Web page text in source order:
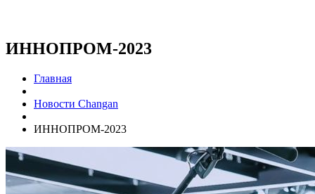
ИННОПРОМ-2023
Главная
Новости Changan
ИННОПРОМ-2023